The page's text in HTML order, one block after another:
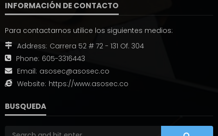
INFORMACIÓN DE CONTACTO
Para contactarnos utilice los siguientes medios:
Address: Carrera 52 # 72 - 131 Of. 304
Phone: 605-3316443
Email: asosec@asosec.co
Website: https://www.asosec.co
BUSQUEDA